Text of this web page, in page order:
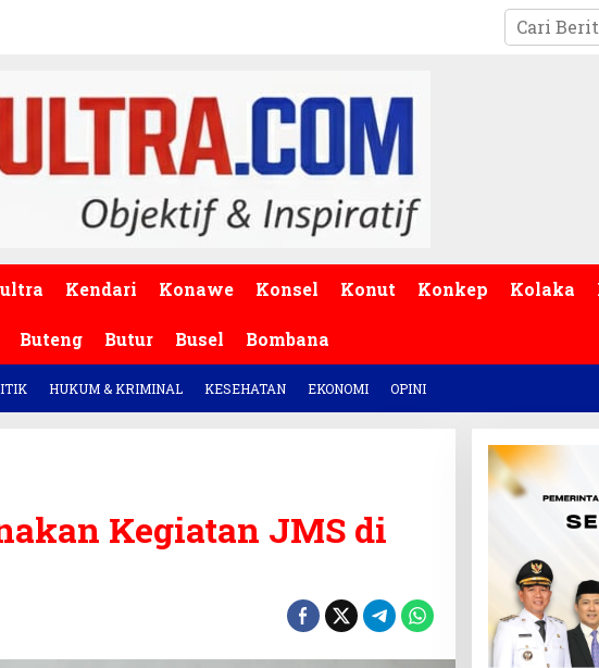
Kendari Konawe Konsel Konut Konkep Kolaka
Buteng Butur Busel Bombana
HUKUM & KRIMINAL KESEHATAN EKONOMI OPINI
Kegiatan JMS di